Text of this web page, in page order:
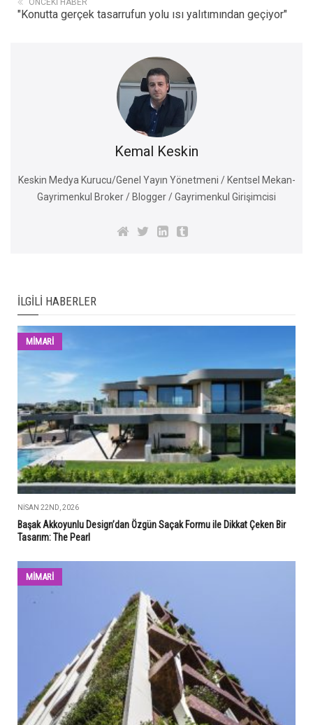
ÖNCEKI HABER
"Konutta gerçek tasarrufun yolu ısı yalıtımından geçiyor"
Kemal Keskin
Keskin Medya Kurucu/Genel Yayın Yönetmeni / Kentsel Mekan-
Gayrimenkul Broker / Blogger / Gayrimenkul Girişimcisi
İLGILI HABERLER
MİMARİ
NISAN 22ND, 2026
Başak Akkoyunlu Design’dan Özgün Saçak Formu ile Dikkat Çeken Bir
Tasarım: The Pearl
MİMARİ